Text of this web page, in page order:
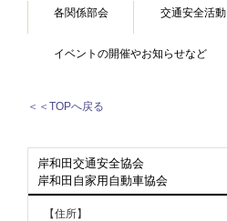
各関係部会 交通安全活動
イベントの開催やお知らせなど
＜＜TOPへ戻る
岸和田交通安全協会
岸和田自家用自動車協会
【住所】